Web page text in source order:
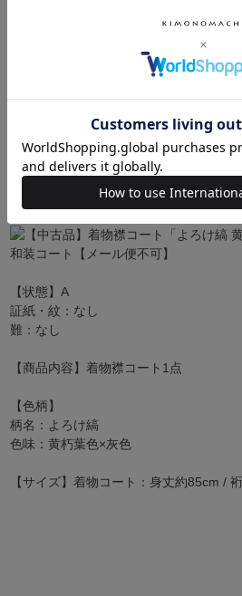
【状態】A
証紙・紋：なし
難：なし
【商品内容】着物襟コート1点
【色柄】
柄名：よろけ縞
色味：黄朽葉色×灰色
【サイズ】着物コート：身丈約85cm /